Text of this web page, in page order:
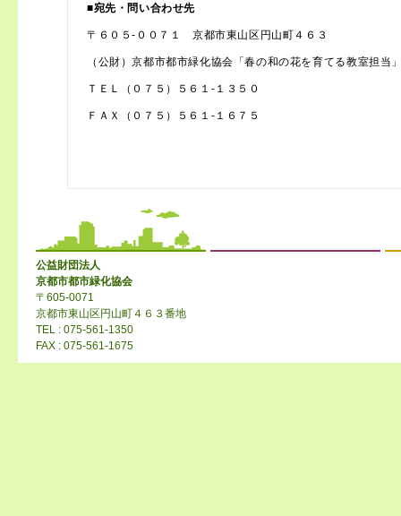
■宛先・問い合わせ先
〒６０５‐００７１ 京都市東山区円山町４６３
（公財）京都市都市緑化協会「春の和の花を育てる教室担当
ＴＥＬ（０７５）５６１‐１３５０
ＦＡＸ（０７５）５６１‐１６７５
公益財団法人
京都市都市緑化協会
〒605-0071
京都市東山区円山町４６３番地
TEL : 075-561-1350
FAX : 075-561-1675